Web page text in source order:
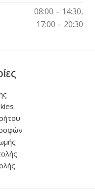
08:00 – 14:30,
17:00 – 20:30